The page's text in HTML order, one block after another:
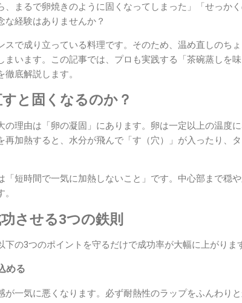
、まるで卵焼きのように固くなってしまった」「せっか
経験はありませんか？
スで成り立っている料理です。そのため、温め直しのち
まいます。この記事では、プロも実践する「茶碗蒸しを
底解説します。
と固くなるのか？
の理由は「卵の凝固」にあります。卵は一定以上の温度
再加熱すると、水分が飛んで「す（穴）」が入ったり、
「短時間で一気に加熱しないこと」です。中心部まで穏
させる3つの鉄則
の3つのポイントを守るだけで成功率が大幅に上がりま
める
が一気に悪くなります。必ず耐熱性のラップをふんわり